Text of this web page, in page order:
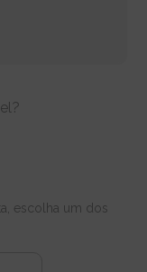
escolha um dos